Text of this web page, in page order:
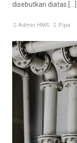
disebutkan diatas […]
Admin HMS Pipa